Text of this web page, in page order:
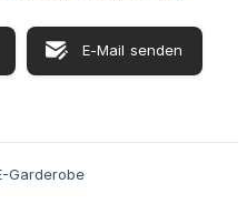
E-Mail senden